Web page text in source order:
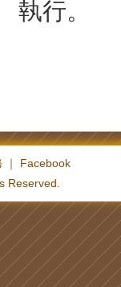
執行。
｜ Facebook
Reserved.